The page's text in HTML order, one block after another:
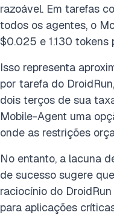
razoável. Em tarefas
todos os agentes, o
$0.025 e 1.130 tokens
Isso representa
por tarefa do
dois terços de sua
Mobile-Agent uma
onde as restrições
No entanto, a lacuna
de sucesso sugere
raciocínio do
para aplicações